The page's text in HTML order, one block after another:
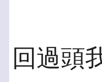
回過頭